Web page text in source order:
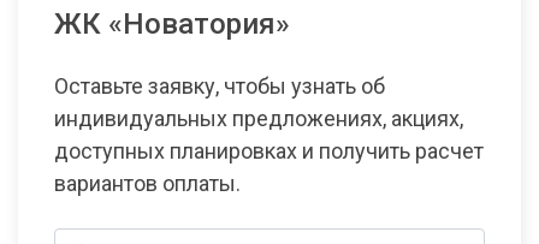
ЖК «Новатория»
Оставьте заявку, чтобы узнать об
индивидуальных предложениях, акциях,
доступных планировках и получить расчет
вариантов оплаты.